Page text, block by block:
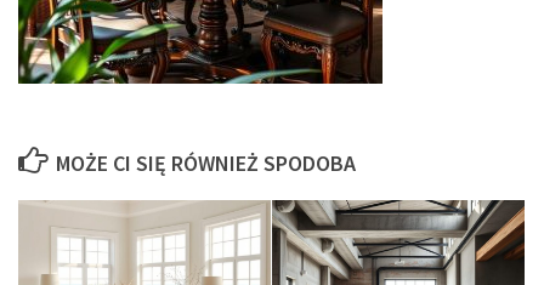
MOŻE CI SIĘ RÓWNIEŻ SPODOBA